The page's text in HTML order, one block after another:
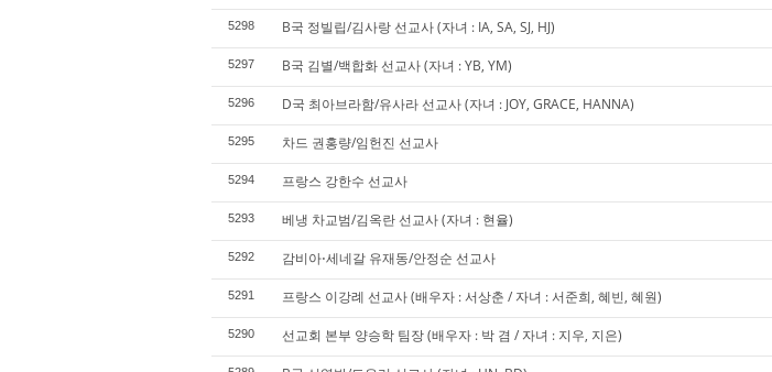
5298 B국 정빌립/김사랑 선교사 (자녀 : IA, SA, SJ, HJ)
5297 B국 김별/백합화 선교사 (자녀 : YB, YM)
5296 D국 최아브라함/유사라 선교사 (자녀 : JOY, GRACE, HANNA)
5295 차드 권홍량/임헌진 선교사
5294 프랑스 강한수 선교사
5293 베냉 차교범/김옥란 선교사 (자녀 : 현율)
5292 감비아⋅세네갈 유재동/안정순 선교사
5291 프랑스 이강례 선교사 (배우자 : 서상춘 / 자녀 : 서준희, 혜빈, 혜원)
5290 선교회 본부 양승학 팀장 (배우자 : 박 겸 / 자녀 : 지우, 지은)